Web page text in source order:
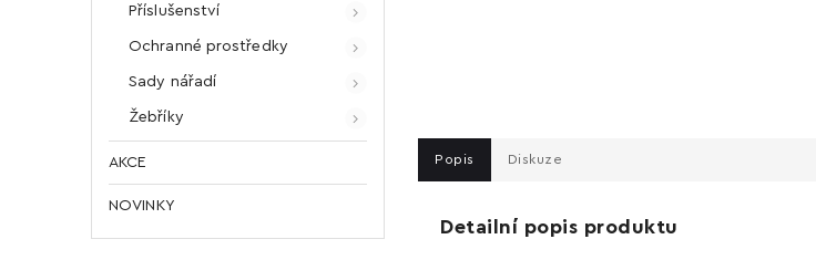
Příslušenství
Ochranné prostředky
Sady nářadí
Žebříky
AKCE
NOVINKY
Popis Diskuze
Detailní popis produktu